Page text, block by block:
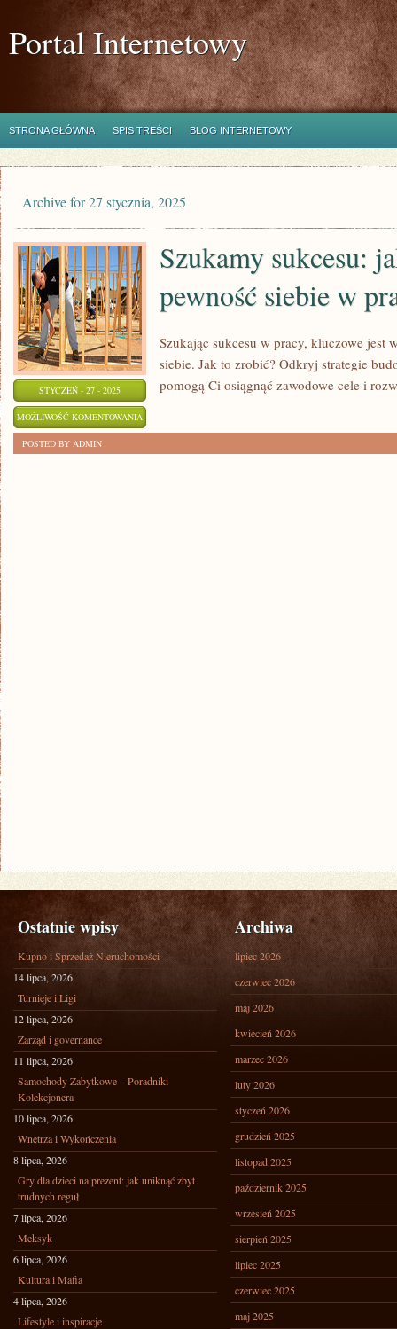
Portal Internetowy
STRONA GŁÓWNA SPIS TREŚCI BLOG INTERNETOWY
Archive for 27 stycznia, 2025
STYCZEŃ - 27 - 2025
MOŻLIWOŚĆ KOMENTOWANIA
ZOSTAŁA WYŁĄCZONA
Szukamy sukcesu:
pewność siebie w
Szukając sukcesu w pracy, kluczowe jest
siebie. Jak to zrobić? Odkryj strategie
pomogą Ci osiągnąć zawodowe cele i
POSTED BY ADMIN
Ostatnie wpisy
Kupno i Sprzedaż Nieruchomości
14 lipca, 2026
Turnieje i Ligi
12 lipca, 2026
Zarząd i governance
11 lipca, 2026
Samochody Zabytkowe – Poradniki
Kolekcjonera
10 lipca, 2026
Wnętrza i Wykończenia
8 lipca, 2026
Gry dla dzieci na prezent: jak uniknąć zbyt
trudnych reguł
7 lipca, 2026
Meksyk
6 lipca, 2026
Kultura i Mafia
4 lipca, 2026
Lifestyle i inspiracje
Archiwa
lipiec 2026
czerwiec 2026
maj 2026
kwiecień 2026
marzec 2026
luty 2026
styczeń 2026
grudzień 2025
listopad 2025
październik 2025
wrzesień 2025
sierpień 2025
lipiec 2025
czerwiec 2025
maj 2025